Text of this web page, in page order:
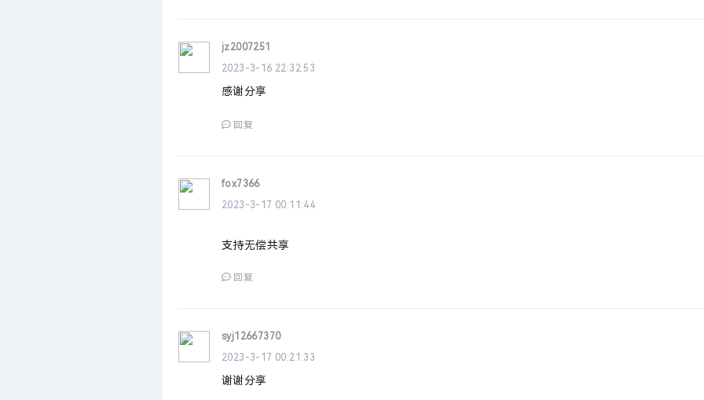
jz2007251
2023-3-16 22:32:53
感谢分享
回复
fox7366
2023-3-17 00:11:44
支持无偿共享
回复
syj12667370
2023-3-17 00:21:33
谢谢分享